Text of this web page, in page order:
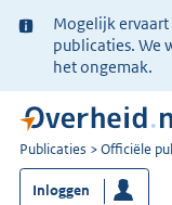
Ter
informatie:
Mogelijk
publicaties. We
het ongemak.
U
bent
nu
Publicaties Officiële
Inloggen